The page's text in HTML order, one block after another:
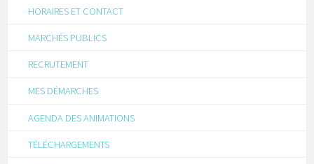
HORAIRES ET CONTACT
MARCHÉS PUBLICS
RECRUTEMENT
MES DÉMARCHES
AGENDA DES ANIMATIONS
TÉLÉCHARGEMENTS